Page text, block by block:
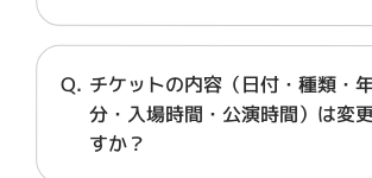
チケットの内容（日付・種類・
分・入場時間・公演時間）は変
すか？